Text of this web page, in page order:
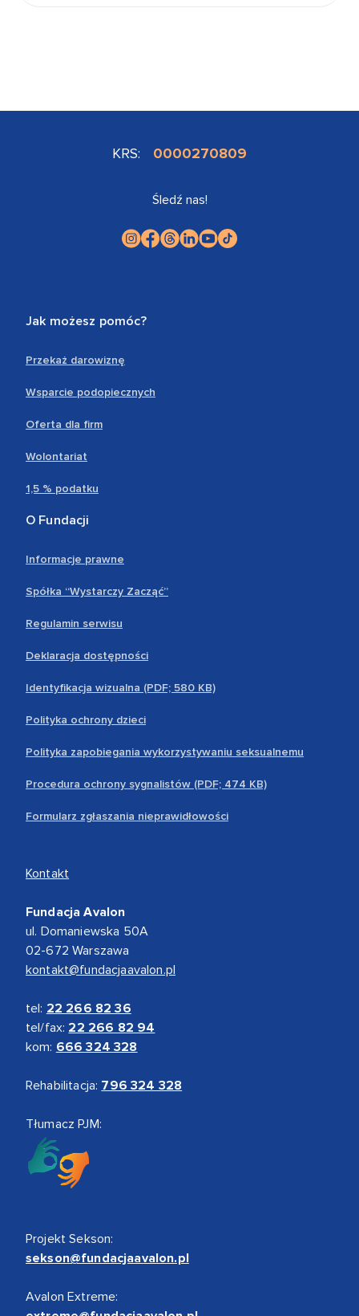
KRS: 0000270809
Śledź nas!
Jak możesz pomóc?
Przekaż darowiznę
Wsparcie podopiecznych
Oferta dla firm
Wolontariat
1,5 % podatku
O Fundacji
Informacje prawne
Spółka “Wystarczy Zacząć”
Regulamin serwisu
Deklaracja dostępności
Identyfikacja wizualna (PDF; 580 KB)
Polityka ochrony dzieci
Polityka zapobiegania wykorzystywaniu seksualnemu
Procedura ochrony sygnalistów (PDF; 474 KB)
Formularz zgłaszania nieprawidłowości
Kontakt
Fundacja Avalon
ul. Domaniewska 50A
02-672 Warszawa
kontakt@fundacjaavalon.pl
tel: 22 266 82 36
tel/fax: 22 266 82 94
kom: 666 324 328
Rehabilitacja: 796 324 328
Tłumacz PJM:
Projekt Sekson:
sekson@fundacjaavalon.pl
Avalon Extreme: